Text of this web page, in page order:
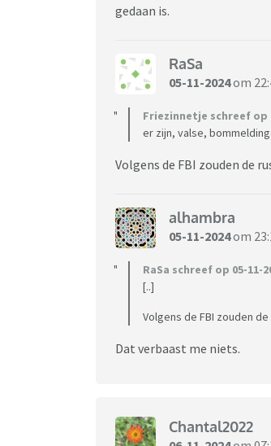
gedaan is.
RaSa
05-11-2024om
Friezinnetje schreef op
er zijn, valse,
Volgens de FBI zouden de
alhambra
05-11-2024om
RaSa schreef op 05-11-
[..]
Volgens de FBI zouden
Dat verbaast me niets.
Chantal2022